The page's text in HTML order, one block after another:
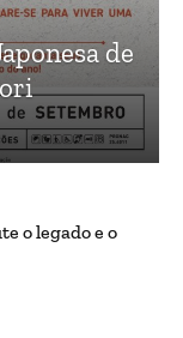
de
o legado e o